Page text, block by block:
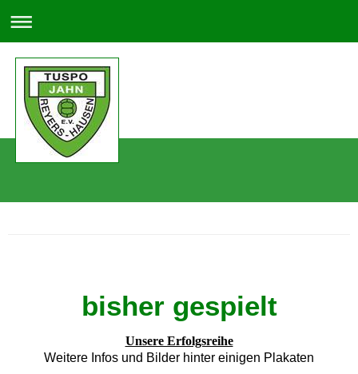
bisher gespielt
Unsere Erfolgsreihe
Weitere Infos und Bilder hinter einigen Plakaten